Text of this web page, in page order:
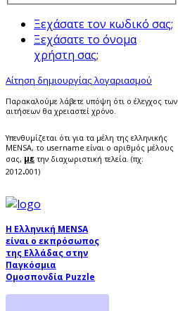
Ξεχάσατε τον κωδικό σας;
Ξεχάσατε το όνομα
χρήστη σας;
Αίτηση δημιουργίας λογαριασμού
Παρακαλούμε λάβετε υπόψη ότι ο έλεγχος των
αιτήσεων θα χρειαστεί χρόνο.
Υπενθυμίζεται ότι για τα μέλη της ελληνικής
MENSA, το username είναι ο αριθμός μέλους
σας, με την διαχωριστική τελεία. (πχ:
2012.001)
Η Ελληνική MENSA
είναι ο εκπρόσωπος
της Ελλάδας στην
Παγκόσμια
Ομοσπονδία Puzzle